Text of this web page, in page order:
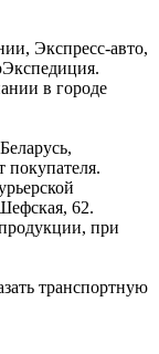
Экспресс-авто,
в городе
покупателя.
62.
при
транспортную